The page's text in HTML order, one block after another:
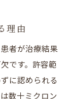
理由
者が治療結果
です。許容範
に認められる
数十ミクロン